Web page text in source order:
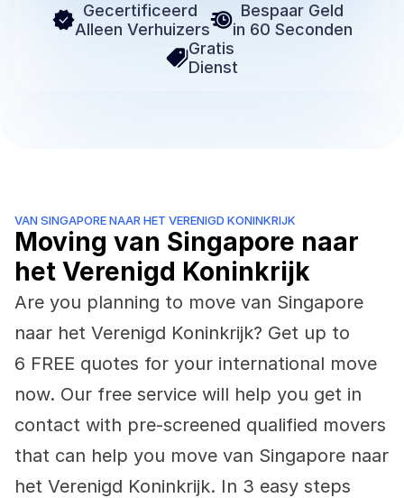
Gecertificeerd
Alleen Verhuizers
Bespaar Geld
in 60 Seconden
Gratis
Dienst
VAN SINGAPORE NAAR HET VERENIGD KONINKRIJK
Moving van Singapore naar
het Verenigd Koninkrijk
Are you planning to move van Singapore
naar het Verenigd Koninkrijk? Get up to
6 FREE quotes for your international move
now. Our free service will help you get in
contact with pre-screened qualified movers
that can help you move van Singapore naar
het Verenigd Koninkrijk. In 3 easy steps